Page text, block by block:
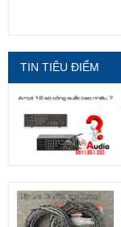
TIN TIÊU ĐIỂM